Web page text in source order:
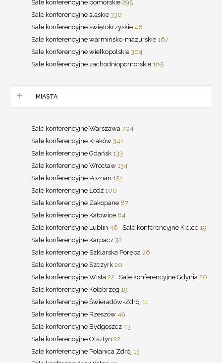
Sale konferencyjne pomorskie 295
Sale konferencyjne śląskie 330
Sale konferencyjne świętokrzyskie 48
Sale konferencyjne warmińsko-mazurskie 167
Sale konferencyjne wielkopolskie 304
Sale konferencyjne zachodniopomorskie 165
MIASTA
Sale konferencyjne Warszawa 704
Sale konferencyjne Kraków 341
Sale konferencyjne Gdańsk 133
Sale konferencyjne Wrocław 134
Sale konferencyjne Poznań 151
Sale konferencyjne Łódź 100
Sale konferencyjne Zakopane 87
Sale konferencyjne Katowice 64
Sale konferencyjne Lublin 46 Sale konferencyjne Kielce 19
Sale konferencyjne Karpacz 32
Sale konferencyjne Szklarska Poręba 26
Sale konferencyjne Szczyrk 20
Sale konferencyjne Wisła 22 Sale konferencyjne Gdynia 20
Sale konferencyjne Kołobrzeg 19
Sale konferencyjne Świeradów-Zdrój 11
Sale konferencyjne Rzeszów 49
Sale konferencyjne Bydgoszcz 43
Sale konferencyjne Olsztyn 22
Sale konferencyjne Polanica Zdrój 13